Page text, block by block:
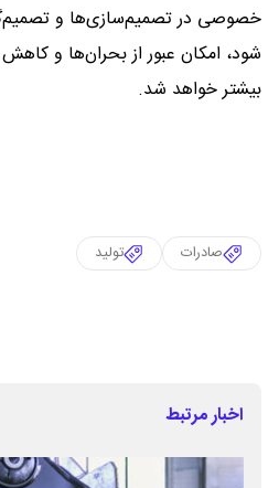
خصوصی در تصمیم‌سازی‌ها و
شود، امکان عبور از بحران‌ها و
بیشتر خواهد شد.
صادرات تولید
اخبار مرتبط